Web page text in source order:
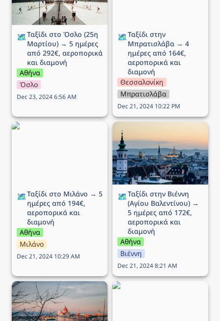
🗺️Ταξίδι στο Όσλο (25η
Μαρτίου) → 5 ημέρες
από 292€, αεροπορικά
και διαμονή
Αθήνα
Όσλο
Dec 23, 2024 6:56 AM
🗺️Ταξίδι στην
Μπρατισλάβα → 4
ημέρες από 164€,
αεροπορικά και
διαμονή
Θεσσαλονίκη
Μπρατισλάβα
Dec 21, 2024 10:22 PM
Ταξίδι στο Μιλάνο → 5
🗺️Ταξίδι στο Μιλάνο → 5
ημέρες από 194€,
αεροπορικά και
διαμονή
Αθήνα
Μιλάνο
Dec 21, 2024 10:29 AM
Ταξίδι στην Βιέννη (Αγίου
Βαλεντίνου) → 5 ημέρες
από 172€, αεροπορικά
και διαμονή
🗺️Ταξίδι στην Βιέννη
(Αγίου Βαλεντίνου) →
5 ημέρες από 172€,
αεροπορικά και
διαμονή
Αθήνα
Βιέννη
Dec 21, 2024 8:21 AM
Ταξίδι στην Βουδαπέστη
→ 4 ημέρες (ΠΣΚ) από
102€, αεροπορικά και
Ταξίδι στην Νάπολη → 5